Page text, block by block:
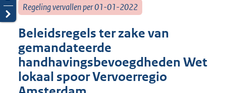
Regeling vervallen per 01-01-2022
Beleidsregels ter zake van
gemandateerde
handhavingsbevoegdheden Wet
lokaal spoor Vervoerregio